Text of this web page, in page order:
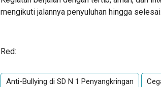
mengikuti jalannya penyuluhan hingga selesai.
Red:
Anti-Bullying di SD N 1 Penyangkringan